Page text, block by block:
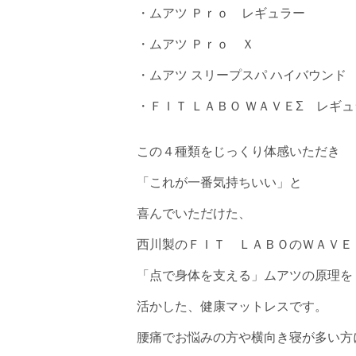
・ムアツ Ｐｒｏ レギュラー
・ムアツ Ｐｒｏ Ｘ
・ムアツ スリープスパ ハイバウンド
・ＦＩＴ ＬＡＢＯ ＷＡＶＥΣ レギュ
この４種類をじっくり体感いただき
「これが一番気持ちいい」と
喜んでいただけた、
西川製のＦＩＴ ＬＡＢＯのＷＡＶ
「点で身体を支える」ムアツの原理を
活かした、健康マットレスです。
腰痛でお悩みの方や横向き寝が多い方